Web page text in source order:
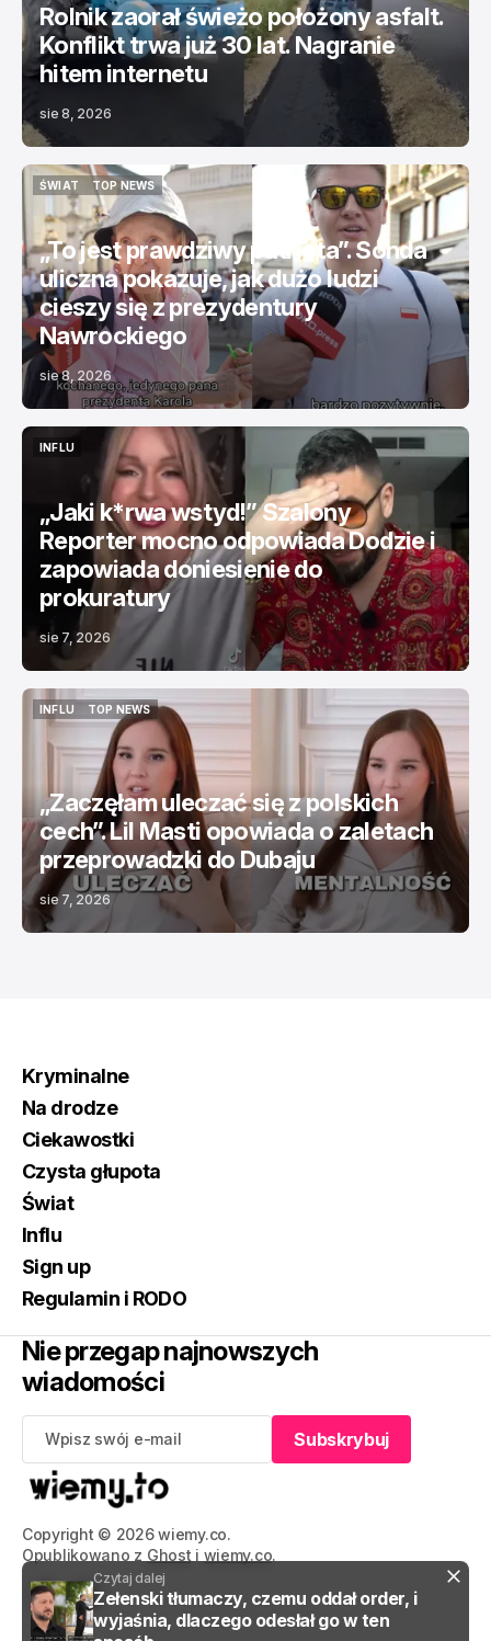
Czytaj dalej
Zełenski tłumaczy, czemu oddał order, i
wyjaśnia, dlaczego odesłał go w ten
Rolnik zaorał świeżo położony asfalt.
Konflikt trwa już 30 lat. Nagranie
hitem internetu
sie 8, 2026
ŚWIAT
ŚWIAT
TOP NEWS
TOP NEWS
„To jest prawdziwy patriota”. Sonda
uliczna pokazuje, jak dużo ludzi
cieszy się z prezydentury
Nawrockiego
sie 8, 2026
INFLU
„Jaki k*rwa wstyd!” Szalony
Reporter mocno odpowiada Dodzie i
zapowiada doniesienie do
prokuratury
sie 7, 2026
INFLU
INFLU
TOP NEWS
TOP NEWS
„Zaczęłam uleczać się z polskich
cech”. Lil Masti opowiada o zaletach
przeprowadzki do Dubaju
sie 7, 2026
Copyright © 2026 wiemy.co.
Opublikowano z Ghost i wiemy.co.
Kryminalne
Na drodze
Ciekawostki
Czysta głupota
Świat
Influ
Sign up
Regulamin i RODO
Nie przegap najnowszych
wiadomości
Subskrybuj
Subskrybuj